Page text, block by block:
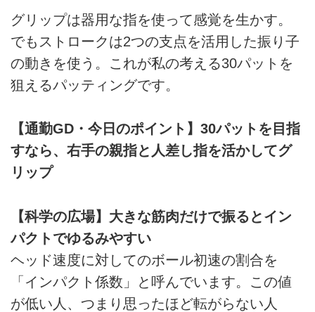
グリップは器用な指を使って感覚を生かす。
でもストロークは2つの支点を活用した振り子
の動きを使う。これが私の考える30パットを
狙えるパッティングです。
【通勤GD・今日のポイント】30パットを目指
すなら、右手の親指と人差し指を活かしてグ
リップ
【科学の広場】大きな筋肉だけで振るとイン
パクトでゆるみやすい
ヘッド速度に対してのボール初速の割合を
「インパクト係数」と呼んでいます。この値
が低い人、つまり思ったほど転がらない人